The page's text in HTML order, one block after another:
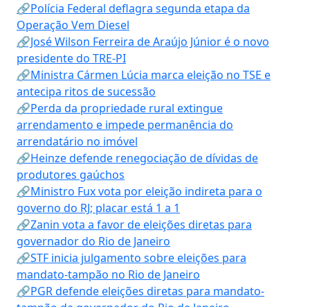
🔗Polícia Federal deflagra segunda etapa da
Operação Vem Diesel
🔗José Wilson Ferreira de Araújo Júnior é o novo
presidente do TRE-PI
🔗Ministra Cármen Lúcia marca eleição no TSE e
antecipa ritos de sucessão
🔗Perda da propriedade rural extingue
arrendamento e impede permanência do
arrendatário no imóvel
🔗Heinze defende renegociação de dívidas de
produtores gaúchos
🔗Ministro Fux vota por eleição indireta para o
governo do RJ; placar está 1 a 1
🔗Zanin vota a favor de eleições diretas para
governador do Rio de Janeiro
🔗STF inicia julgamento sobre eleições para
mandato-tampão no Rio de Janeiro
🔗PGR defende eleições diretas para mandato-